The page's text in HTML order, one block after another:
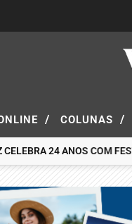
/ COLUNAS /
24 ANOS COM FESTA